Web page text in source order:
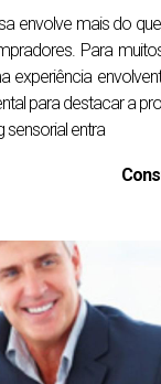
envolve mais do
Para
experiência
para destacar a
sensorial entra